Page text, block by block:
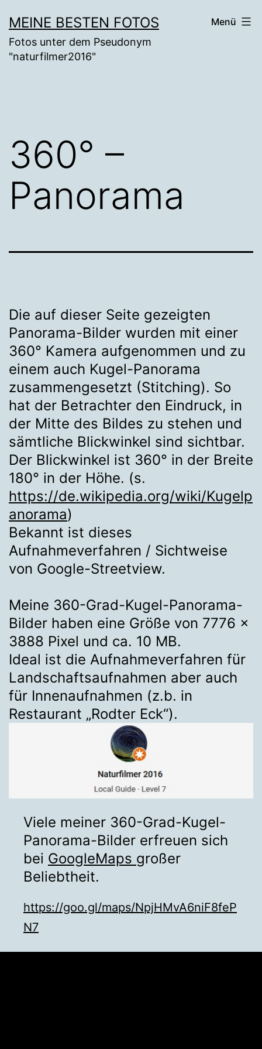
Inhalt
springen
MEINE BESTEN FOTOS
Fotos unter dem Pseudonym
"naturfilmer2016"
Menü
360° –
Panorama
Die auf dieser Seite gezeigten
Panorama-Bilder wurden mit einer
360° Kamera aufgenommen und zu
einem auch Kugel-Panorama
zusammengesetzt (Stitching). So
hat der Betrachter den Eindruck, in
der Mitte des Bildes zu stehen und
sämtliche Blickwinkel sind sichtbar.
Der Blickwinkel ist 360° in der Breite
180° in der Höhe. (s.
https://de.wikipedia.org/wiki/Kugelp
anorama)
Bekannt ist dieses
Aufnahmeverfahren / Sichtweise
von Google-Streetview.
Meine 360-Grad-Kugel-Panorama-
Bilder haben eine Größe von 7776 x
3888 Pixel und ca. 10 MB.
Ideal ist die Aufnahmeverfahren für
Landschaftsaufnahmen aber auch
für Innenaufnahmen (z.b. in
Restaurant „Rodter Eck“).
Viele meiner 360-Grad-Kugel-
Panorama-Bilder erfreuen sich
bei GoogleMaps großer
Beliebtheit.
https://goo.gl/maps/NpjHMvA6niF8feP
N7